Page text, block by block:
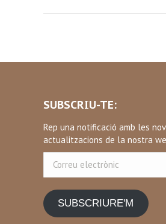
SUBSCRIU-TE:
Rep una notificació amb les
actualitzacions de la nostra
electrònic
SUBSCRIURE'M